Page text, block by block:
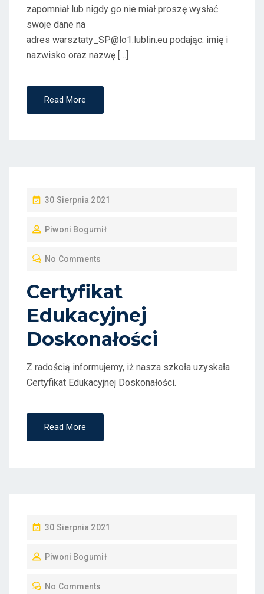
zapomniał lub nigdy go nie miał proszę wysłać
swoje dane na
adres warsztaty_SP@lo1.lublin.eu podając: imię i
nazwisko oraz nazwę […]
Read More
P
S
O
N
30 Sierpnia 2021
Piwoni Bogumił
No Comments
Certyfikat
Edukacyjnej
Doskonałości
Z radością informujemy, iż nasza szkoła uzyskała
Certyfikat Edukacyjnej Doskonałości.
Read More
P
S
30 Sierpnia 2021
Piwoni Bogumił
No Comments